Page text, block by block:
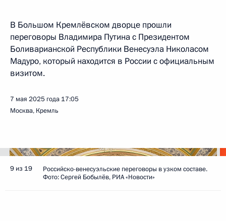
В Большом Кремлёвском дворце прошли
переговоры Владимира Путина с Президентом
Боливарианской Республики Венесуэла Николасом
Мадуро, который находится в России с официальным
визитом.
7 мая 2025 года 17:05
Москва, Кремль
9 из 19
Российско-венесуэльские переговоры в узком составе.
Фото: Сергей Бобылёв, РИА «Новости»